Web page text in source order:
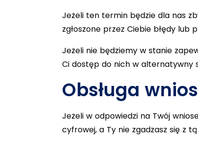
Jeżeli ten termin będzie dla nas
zgłoszone przez Ciebie błędy
Jeżeli nie będziemy w stanie
Ci dostęp do nich w alternatywny
Obsługa
Jeżeli w odpowiedzi na Twój
cyfrowej, a Ty nie zgadzasz się z